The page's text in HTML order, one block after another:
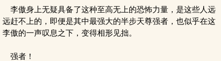
李傲身上无疑具备了这种至高无上的恐怖力量，是这些人远
远赶不上的，即便是其中最强大的半步天尊强者，也似乎在这
李傲的一声叹息之下，变得相形见拙。
强者！